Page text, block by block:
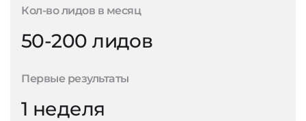
Кол-во лидов в месяц
50-200 лидов
Первые результаты
1 неделя